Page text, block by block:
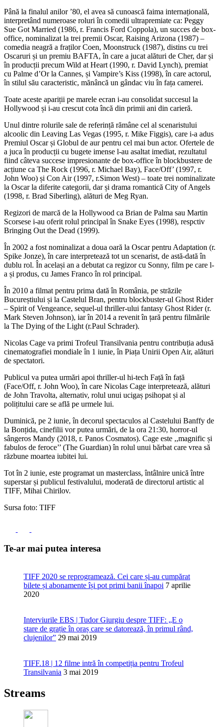
Până la finalul anilor ’80, el avea să cunoască faima internațională,
interpretând numeroase roluri în comedii ultrapremiate ca: Peggy
Sue Got Married (1986, r. Francis Ford Coppola), un succes de box-
office, nominalizat la trei premii Oscar, Raising Arizona (1987) –
comedia neagră a fraților Coen, Moonstruck (1987), distins cu trei
Oscaruri și un premiu BAFTA, în care a jucat alături de Cher, dar și
în producții precum Wild at Heart (1990, r. David Lynch), premiat
cu Palme d’Or la Cannes, și Vampire’s Kiss (1998), în care actorul,
în stilul său caracteristic, mănâncă un gândac viu în fața camerei.
Toate aceste apariții pe marele ecran i-au consolidat succesul la
Hollywood și i-au crescut cota încă din primii ani din carieră.
Unul dintre rolurile sale de referință rămâne cel al scenaristului
alcoolic din Leaving Las Vegas (1995, r. Mike Figgis), care i-a adus
Premiul Oscar și Globul de aur pentru cel mai bun actor. Ofertele de
a juca în producții cu bugete imense l-au asaltat imediat, rezultatul
fiind câteva succese impresionante de box-office în blockbustere de
acțiune ca The Rock (1996, r. Michael Bay), Face/Off’ (1997, r.
John Woo) și Con Air (1997, r.Simon West) – toate trei nominalizate
la Oscar la diferite categorii, dar și drama romantică City of Angels
(1998, r. Brad Siberling), alături de Meg Ryan.
Regizori de marcă de la Hollywood ca Brian de Palma sau Martin
Scorsese i-au oferit rolul principal în Snake Eyes (1998), respctiv
Bringing Out the Dead (1999).
În 2002 a fost nominalizat a doua oară la Oscar pentru Adaptation (r.
Spike Jonze), în care interpretează tot un scenarist, de astă-dată în
dublu rol. În același an a debutat ca regizor cu Sonny, film pe care l-
a și produs, cu James Franco în rol principal.
În 2010 a filmat pentru prima dată în România, pe străzile
Bucureștiului și la Castelul Bran, pentru blockbuster-ul Ghost Rider
– Spirit of Vengeance, sequel-ul thriller-ului fantasy Ghost Rider (r.
Mark Steven Johnson), iar în 2014 a revenit în țară pentru filmările
la The Dying of the Light (r.Paul Schrader).
Nicolas Cage va primi Trofeul Transilvania pentru contribuția adusă
cinematografiei mondiale în 1 iunie, în Piața Unirii Open Air, alături
de spectatori.
Publicul va putea urmări apoi thriller-ul hi-tech Față în față
(Face/Off, r. John Woo), în care Nicolas Cage interpretează, alături
de John Travolta, alternativ, rolul unui ucigaș psihopat și al
polițitului care se află pe urmele lui.
Duminică, pe 2 iunie, în decorul spectaculos al Castelului Banffy de
la Bonțida, cinefilii vor putea urmări, de la ora 21:30, horror-ul
sângeros Mandy (2018, r. Panos Cosmatos). Cage este ,,magnific și
fabulos de feroce’’ (The Guardian) în rolul unui bărbat care vrea să
răzbune moartea iubitei lui.
Tot în 2 iunie, este programat un masterclass, întâlnire unică între
superstar și publicul festivalului, moderată de directorul artistic al
TIFF, Mihai Chirilov.
Sursa foto: TIFF
Te-ar mai putea interesa
TIFF 2020 se reprogramează. Cei care și-au cumpărat
bilete și abonamente își pot primi banii înapoi 7 aprilie
2020
Interviurile EBS | Tudor Giurgiu despre TIFF: „E o
stare de grație în oraș care se datorează, în primul rând,
clujenilor” 29 mai 2019
TIFF.18 | 12 filme intră în competiția pentru Trofeul
Transilvania 3 mai 2019
Streams